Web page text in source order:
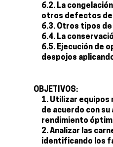
6.2. La
otros defectos de
6.3. Otros tipos
6.4. La
6.5. Ejecución de
despojos
OBJETIVOS:
Utilizar equipos
de acuerdo con
rendimiento
Analizar las
identificando los